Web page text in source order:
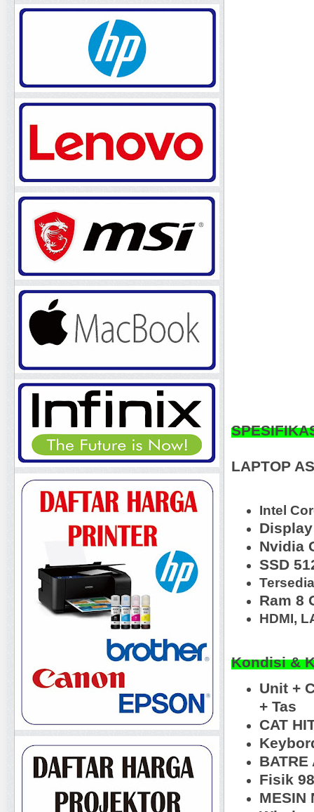
LAPTOP
Intel
Nvidia
SSD
Ram 8
HDMI,
Kondisi &
Unit +
+ Tas
CAT
Fisik
MESIN